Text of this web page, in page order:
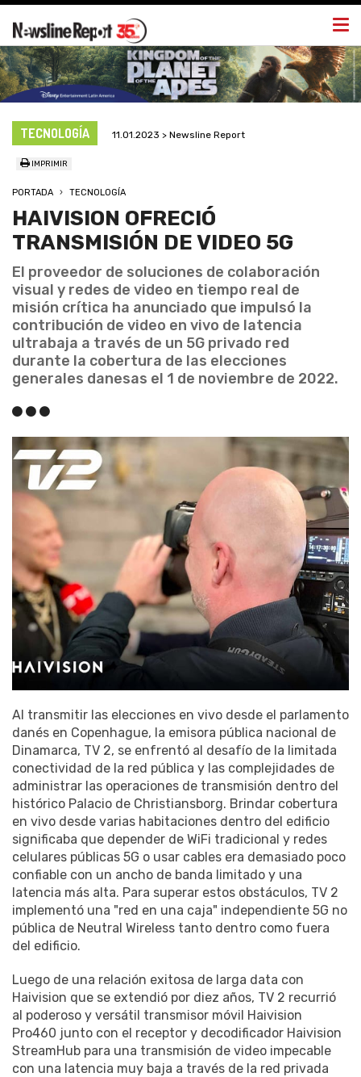
TECNOLOGÍA 11.01.2023 > Newsline Report
IMPRIMIR
PORTADA TECNOLOGÍA
HAIVISION OFRECIÓ
TRANSMISIÓN DE VIDEO 5G
El proveedor de soluciones de colaboración
visual y redes de video en tiempo real de
misión crítica ha anunciado que impulsó la
contribución de video en vivo de latencia
ultrabaja a través de un 5G privado red
durante la cobertura de las elecciones
generales danesas el 1 de noviembre de 2022.
Al transmitir las elecciones en vivo desde el parlamento
danés en Copenhague, la emisora ​​pública nacional de
Dinamarca, TV 2, se enfrentó al desafío de la limitada
conectividad de la red pública y las complejidades de
administrar las operaciones de transmisión dentro del
histórico Palacio de Christiansborg. Brindar cobertura
en vivo desde varias habitaciones dentro del edificio
significaba que depender de WiFi tradicional y redes
celulares públicas 5G o usar cables era demasiado poco
confiable con un ancho de banda limitado y una
latencia más alta. Para superar estos obstáculos, TV 2
implementó una "red en una caja" independiente 5G no
pública de Neutral Wireless tanto dentro como fuera
del edificio.
Luego de una relación exitosa de larga data con
Haivision que se extendió por diez años, TV 2 recurrió
al poderoso y versátil transmisor móvil Haivision
Pro460 junto con el receptor y decodificador Haivision
StreamHub para una transmisión de video impecable
con una latencia muy baja a través de la red privada